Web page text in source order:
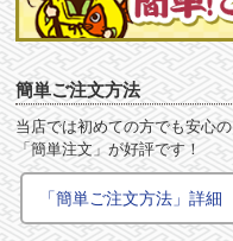
簡単ご注文方法
当店では初めての方でも安心の
「簡単注文」が好評です！
「簡単ご注文方法」詳細